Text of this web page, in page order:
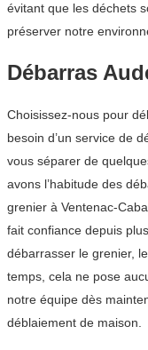
évitant que les déchets
préserver notre
Débarras
Choisissez-nous pour
besoin d’un service de
vous séparer de
avons l’habitude des
grenier à Ventenac-
fait confiance depuis
débarrasser le grenier,
temps, cela ne pose
notre équipe dès
déblaiement de maison.